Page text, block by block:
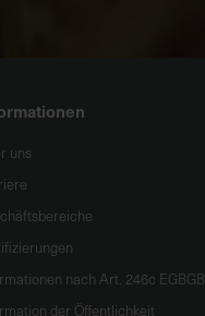
uns
nach Art. 246c EGBGB
der Öffentlichkeit